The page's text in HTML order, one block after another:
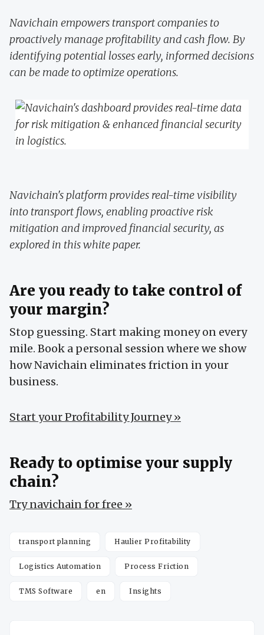
Navichain empowers transport companies to
proactively manage profitability and cash flow. By
identifying potential losses early, informed decisions
can be made to optimize operations.
Navichain's platform provides real-time visibility
into transport flows, enabling proactive risk
mitigation and improved financial security, as
explored in this white paper.
Are you ready to take control of
your margin?
Stop guessing. Start making money on every
mile. Book a personal session where we show
how Navichain eliminates friction in your
business.
Start your Profitability Journey »
Ready to optimise your supply
chain?
Try navichain for free »
transport planning Haulier Profitability
Logistics Automation Process Friction
TMS Software en Insights